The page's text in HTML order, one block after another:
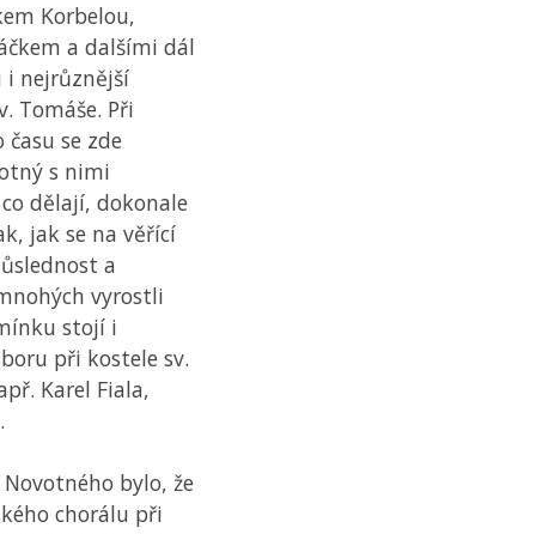
Korbelou,
a dalšími dál
i nejrůznější
Tomáše. Při
se zde
s nimi
dělají, dokonale
jak se na věřící
a
vyrostli
stojí i
při kostele sv.
Karel Fiala,
bylo, že
chorálu při